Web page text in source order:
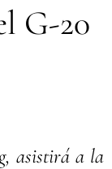
G-20
asistirá a la